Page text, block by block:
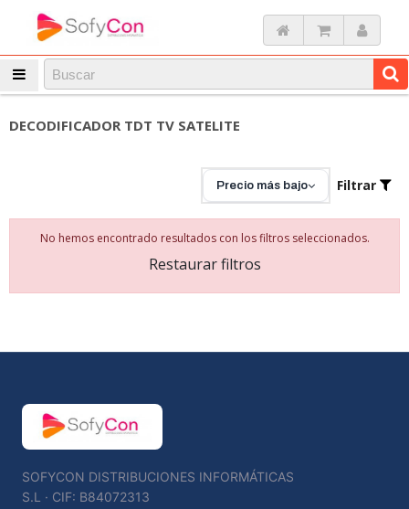
DECODIFICADOR TDT TV SATELITE
Filtrar
Precio más bajo
No hemos encontrado resultados con los filtros seleccionados.
Restaurar filtros
SOFYCON DISTRIBUCIONES INFORMÁTICAS
S.L · CIF: B84072313